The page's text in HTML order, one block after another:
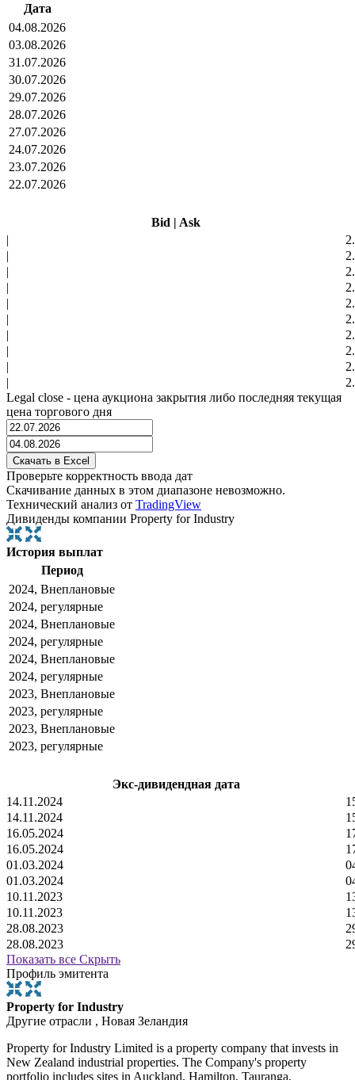
Дата
04.08.2026
03.08.2026
31.07.2026
30.07.2026
29.07.2026
28.07.2026
27.07.2026
24.07.2026
23.07.2026
22.07.2026
Bid | Ask
|
|
|
|
|
|
|
|
|
|
Legal close - цена аукциона закрытия либо последняя текущая
цена торгового дня
Проверьте корректность ввода дат
Скачивание данных в этом диапазоне невозможно.
Технический анализ от TradingView
Дивиденды компании Property for Industry
История выплат
Период
2024, Внеплановые
2024, регулярные
2024, Внеплановые
2024, регулярные
2024, Внеплановые
2024, регулярные
2023, Внеплановые
2023, регулярные
2023, Внеплановые
2023, регулярные
Экс-дивидендная дата
14.11.2024
14.11.2024
16.05.2024
16.05.2024
01.03.2024
01.03.2024
10.11.2023
10.11.2023
28.08.2023
28.08.2023
Показать все Скрыть
Профиль эмитента
Property for Industry
Другие отрасли , Новая Зеландия
Property for Industry Limited is a property company that invests in
New Zealand industrial properties. The Company's property
portfolio includes sites in Auckland, Hamilton, Tauranga,